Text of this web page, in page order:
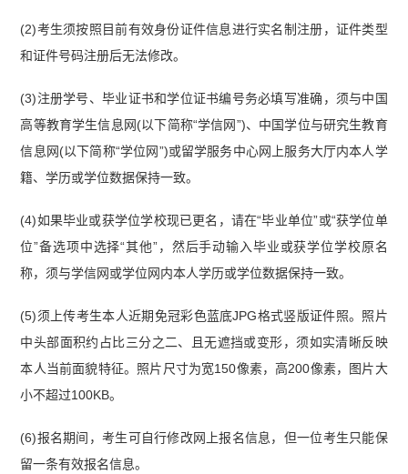
(2)考生须按照目前有效身份证件信息进行实名制注册，证件类型
和证件号码注册后无法修改。
(3)注册学号、毕业证书和学位证书编号务必填写准确，须与中国
高等教育学生信息网(以下简称“学信网”)、中国学位与研究生教育
信息网(以下简称“学位网”)或留学服务中心网上服务大厅内本人学
籍、学历或学位数据保持一致。
(4)如果毕业或获学位学校现已更名，请在“毕业单位”或“获学位单
位”备选项中选择“其他”，然后手动输入毕业或获学位学校原名
称，须与学信网或学位网内本人学历或学位数据保持一致。
(5)须上传考生本人近期免冠彩色蓝底JPG格式竖版证件照。照片
中头部面积约占比三分之二、且无遮挡或变形，须如实清晰反映
本人当前面貌特征。照片尺寸为宽150像素，高200像素，图片大
小不超过100KB。
(6)报名期间，考生可自行修改网上报名信息，但一位考生只能保
留一条有效报名信息。